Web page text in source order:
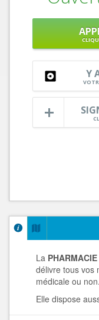
Y
La
délivre tous vos
médicale ou non.
Elle dispose